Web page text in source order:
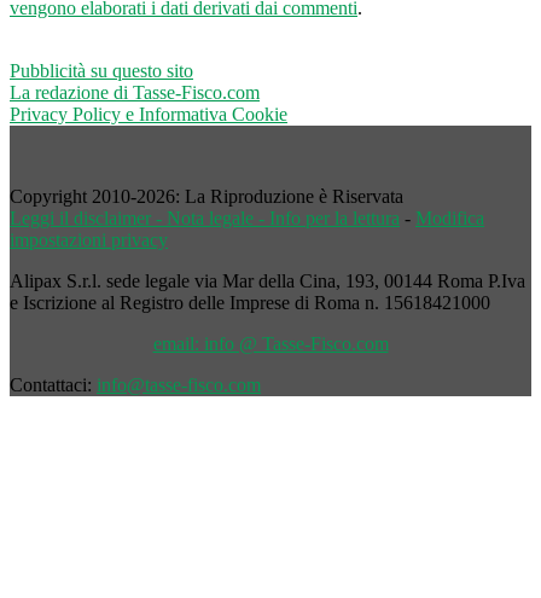
vengono elaborati i dati derivati dai commenti.
Pubblicità su questo sito
La redazione di Tasse-Fisco.com
Privacy Policy e Informativa Cookie
Copyright 2010-2026: La Riproduzione è Riservata
Leggi il disclaimer - Nota legale - Info per la lettura - Modifica
impostazioni privacy
Alipax S.r.l. sede legale via Mar della Cina, 193, 00144 Roma P.Iva
e Iscrizione al Registro delle Imprese di Roma n. 15618421000
email: info @ Tasse-Fisco.com
Contattaci: info@tasse-fisco.com